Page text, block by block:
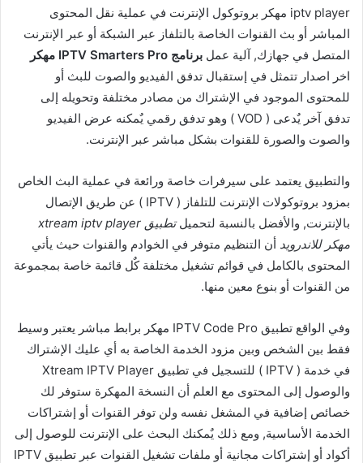
iptv player مهكر بروتوكول الإنترنت في عملية نقل المحتوى
المباشر أو بث القنوات الخاصة بالتلفاز عبر الشبكة أو عبر الإنترنت
المتصل في جهازك, آلية عمل برنامج IPTV Smarters Pro مهكر
اخر اصدار تتمثل في إستقبال تدفق الفيديو والصوت للبث أو
للمحتوى الموجود في الإشتراك من مصادر مختلفة وتحويله إلى
تدفق آخر يٌدعى ( VOD ) وهو تدفق رقمي يٌمكنه عرض الفيديو
والصوت والصورة للقنوات بشكل مباشر عبر الإنترنت.
والتطبيق يعتمد على سيرفرات خاصة ورائعة في عملية البث الخاص
بمزود بروتوكولات الإنترنت للتلفاز ( IPTV ) عن طريق الإتصال
بالإنترنت, والأفضل بالنسبة لتحميل
تطبيق xtream iptv player
مهكر للاندرويد أن التنظيم متوفر في الخوادم والقنوات حيث يأتي
المحتوى بالكامل في قوائم تشغيل مختلفة كٌل قائمة خاصة بمجموعة
من القنوات أو بنوع معين منها.
وفي الواقع تطبيق IPTV Code Pro مهكر برابط مباشر يعتبر وسيط
فقط بين الشخص وبين مزود الخدمة الخاصة به أي عليك الإشتراك
في خدمة ( IPTV ) للتسجيل في تطبيق Xtream IPTV Player
والوصول إلى المحتوى مع العلم أن النسخة المهكرة ستوفر لك
خصائص إضافية في المشغل نفسه ولن توفر القنوات أو إشتراكات
الخدمة الأساسية, ومع ذلك يٌمكنك البحث على الإنترنت للوصول إلى
أكواد أو إشتراكات مجانية أو ملفات تشغيل القنوات عبر تطبيق IPTV